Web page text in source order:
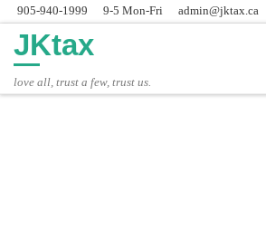
Skip to content
905-940-1999 9-5 Mon-Fri admin@jktax.ca
JKtax
love all, trust a few, trust us.